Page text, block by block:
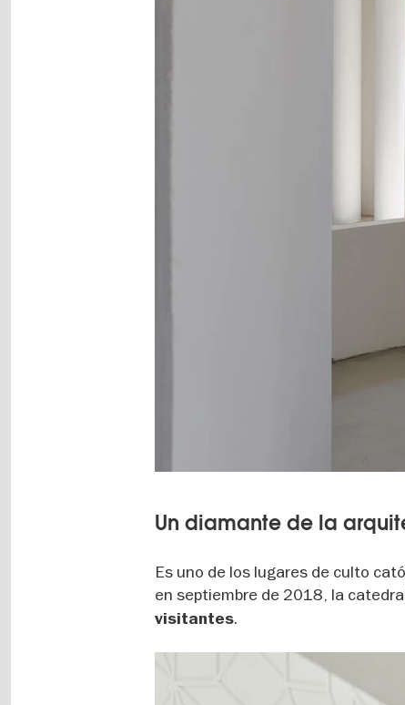
Un diamante de la
Es uno de los lugares de culto
en septiembre de 2018, la
visitantes.